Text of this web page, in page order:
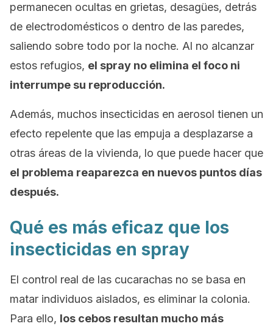
permanecen ocultas en grietas, desagües, detrás
de electrodomésticos o dentro de las paredes,
saliendo sobre todo por la noche. Al no alcanzar
estos refugios, el spray no elimina el foco ni
interrumpe su reproducción.
Además, muchos insecticidas en aerosol tienen un
efecto repelente que las empuja a desplazarse a
otras áreas de la vivienda, lo que puede hacer que
el problema reaparezca en nuevos puntos días
después.
Qué es más eficaz que los
insecticidas en spray
El control real de las cucarachas no se basa en
matar individuos aislados, es eliminar la colonia.
Para ello, los cebos resultan mucho más